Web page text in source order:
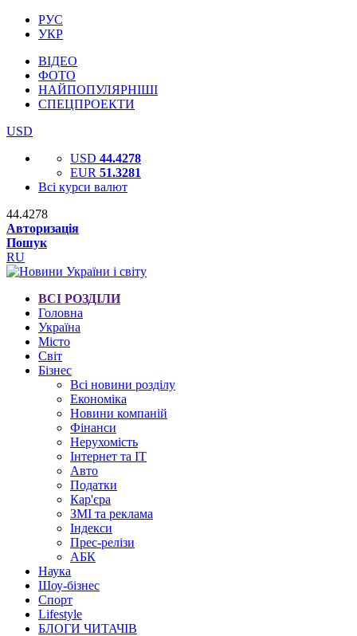
РУС
УКР
ВІДЕО
ФОТО
НАЙПОПУЛЯРНІШІ
СПЕЦПРОЕКТИ
USD
USD 44.4278
EUR 51.3281
Всі курси валют
44.4278
Авторизація
Пошук
RU
ВСІ РОЗДІЛИ
Головна
Україна
Місто
Світ
Бізнес
Всі новини розділу
Економіка
Новини компаній
Фінанси
Нерухомість
Інтернет та IT
Авто
Податки
Кар'єра
ЗМІ та реклама
Індекси
Прес-релізи
АБК
Наука
Шоу-бізнес
Спорт
Lifestyle
БЛОГИ ЧИТАЧІВ